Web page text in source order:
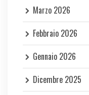
Marzo 2026
Febbraio 2026
Gennaio 2026
Dicembre 2025